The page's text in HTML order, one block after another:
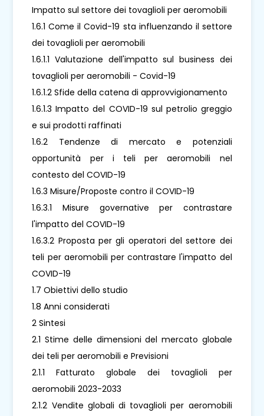
Impatto sul settore dei tovaglioli per aeromobili
1.6.1 Come il Covid-19 sta influenzando il settore
dei tovaglioli per aeromobili
1.6.1.1 Valutazione dell'impatto sul business dei
tovaglioli per aeromobili - Covid-19
1.6.1.2 Sfide della catena di approvvigionamento
1.6.1.3 Impatto del COVID-19 sul petrolio greggio
e sui prodotti raffinati
1.6.2 Tendenze di mercato e potenziali
opportunità per i teli per aeromobili nel
contesto del COVID-19
1.6.3 Misure/Proposte contro il COVID-19
1.6.3.1 Misure governative per contrastare
l'impatto del COVID-19
1.6.3.2 Proposta per gli operatori del settore dei
teli per aeromobili per contrastare l'impatto del
COVID-19
1.7 Obiettivi dello studio
1.8 Anni considerati
2 Sintesi
2.1 Stime delle dimensioni del mercato globale
dei teli per aeromobili e Previsioni
2.1.1 Fatturato globale dei tovaglioli per
aeromobili 2023-2033
2.1.2 Vendite globali di tovaglioli per aeromobili